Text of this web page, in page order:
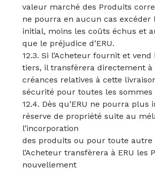
valeur marché des Produits
ne pourra en aucun cas excéder
initial, moins les coûts échus et
que le préjudice d’ERU.
12.3. Si l’Acheteur fournit et
tiers, il transfèrera directement à
créances relatives à cette
sécurité pour toutes les sommes
12.4. Dès qu’ERU ne pourra plus
réserve de propriété suite au
l’incorporation
des produits ou pour toute autre
l’Acheteur transfèrera à ERU les
nouvellement